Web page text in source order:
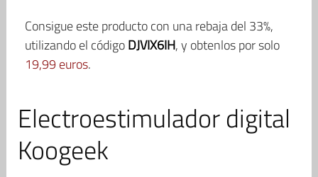
Consigue este producto con una rebaja del 33%,
utilizando el códigoDJVIX6IH, y obtenlos por solo
19,99 euros.
Electroestimulador digital
Koogeek